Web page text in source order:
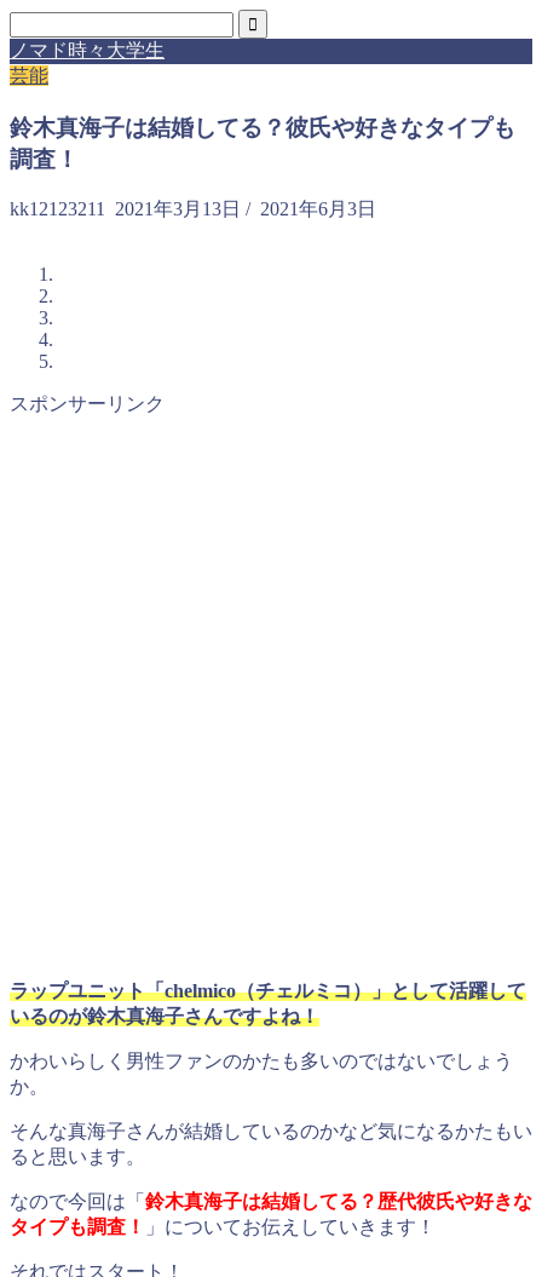
ノマド時々大学生
芸能
鈴木真海子は結婚してる？彼氏や好きなタイプも
調査！
kk12123211 2021年3月13日 / 2021年6月3日
スポンサーリンク
ラップユニット「chelmico（チェルミコ）」として活躍して
いるのが鈴木真海子さんですよね！
かわいらしく男性ファンのかたも多いのではないでしょう
か。
そんな真海子さんが結婚しているのかなど気になるかたもい
ると思います。
なので今回は「 鈴木真海子は結婚してる？歴代彼氏や好きな
タイプも調査！
」についてお伝えしていきます！
それではスタート！